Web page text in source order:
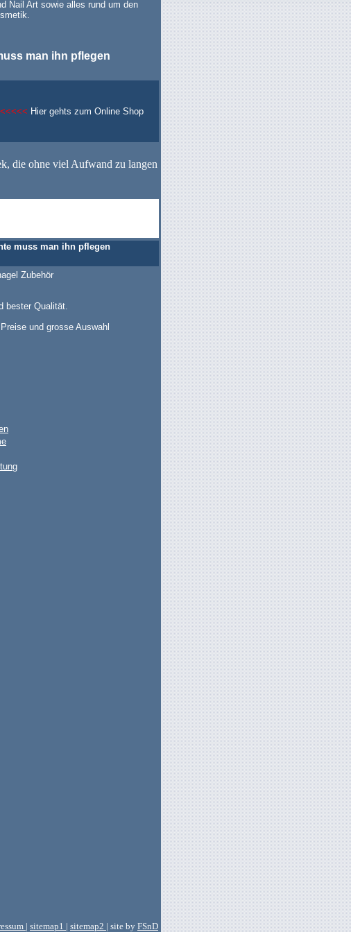
Nail Art sowie alles rund um den
man ihn pflegen
Hier gehts zum Online Shop
die ohne viel Aufwand zu langen
muss man ihn pflegen
Zubehör
bester Qualität.
und grosse Auswahl
| sitemap1 | sitemap2 | site by FSnD